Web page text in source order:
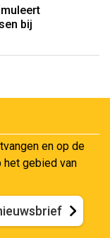
bij
en op de
het gebied van